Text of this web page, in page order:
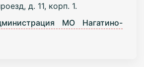
д. 11, корп. 1.
МО Нагатино-